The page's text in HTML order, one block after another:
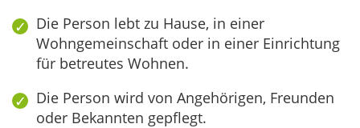
Die Person lebt zu Hause, in einer
Wohngemeinschaft oder in einer Einrichtung
für betreutes Wohnen.
Die Person wird von Angehörigen, Freunden
oder Bekannten gepflegt.